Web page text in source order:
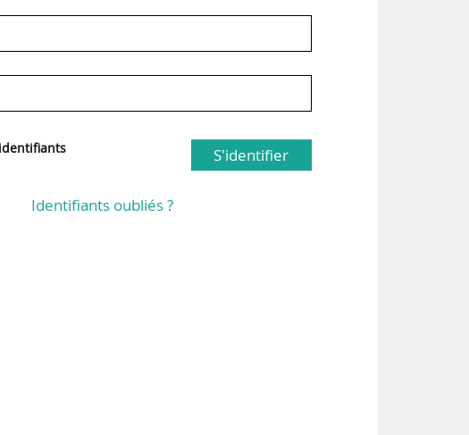
S'identifier
Identifiants oubliés ?